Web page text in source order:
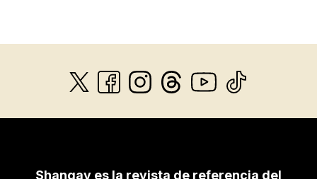
Shangay es la revista de referencia del